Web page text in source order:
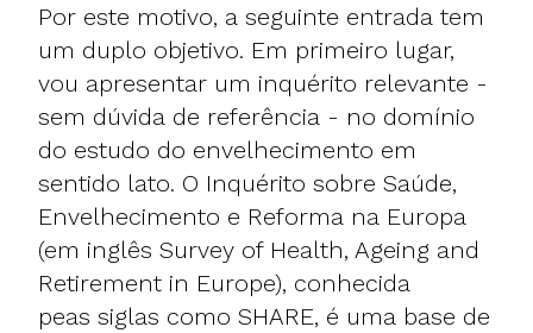
Por este motivo, a seguinte entrada tem
um duplo objetivo. Em primeiro lugar,
vou apresentar um inquérito relevante -
sem dúvida de referência - no domínio
do estudo do envelhecimento em
sentido lato. O Inquérito sobre Saúde,
Envelhecimento e Reforma na Europa
(em inglês Survey of Health, Ageing and
Retirement in Europe), conhecida
peas siglas como SHARE, é uma base de